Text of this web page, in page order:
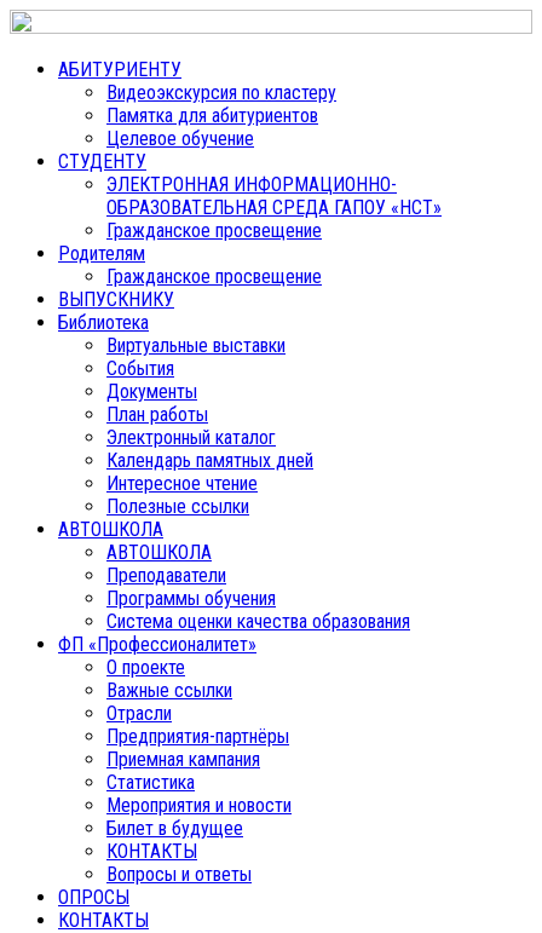
АБИТУРИЕНТУ
Видеоэкскурсия по кластеру
Памятка для абитуриентов
Целевое обучение
СТУДЕНТУ
ЭЛЕКТРОННАЯ ИНФОРМАЦИОННО-
ОБРАЗОВАТЕЛЬНАЯ СРЕДА ГАПОУ «НСТ»
Гражданское просвещение
Родителям
Гражданское просвещение
ВЫПУСКНИКУ
Библиотека
Виртуальные выставки
События
Документы
План работы
Электронный каталог
Календарь памятных дней
Интересное чтение
Полезные ссылки
АВТОШКОЛА
АВТОШКОЛА
Преподаватели
Программы обучения
Система оценки качества образования
ФП «Профессионалитет»
О проекте
Важные ссылки
Отрасли
Предприятия-партнёры
Приемная кампания
Статистика
Мероприятия и новости
Билет в будущее
КОНТАКТЫ
Вопросы и ответы
ОПРОСЫ
КОНТАКТЫ